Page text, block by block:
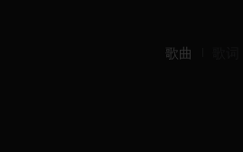
歌曲